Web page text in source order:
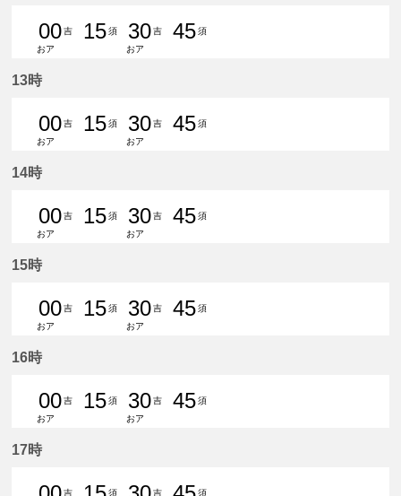
00
0分はつ 普通吉良吉田いき
吉
おア
15須
30吉
おア
45須
13時
00
0分はつ 普通吉良吉田いき
吉
おア
15須
30吉
おア
45須
14時
00
0分はつ 普通吉良吉田いき
吉
おア
15須
30吉
おア
45須
15時
00
0分はつ 普通吉良吉田いき
吉
おア
15須
30吉
おア
45須
16時
00
0分はつ 普通吉良吉田いき
吉
おア
15須
30吉
おア
45須
17時
吉
須
吉
須